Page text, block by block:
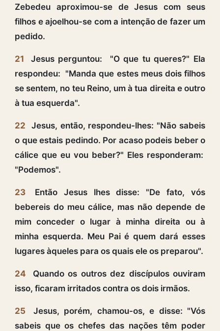
Zebedeu aproximou-se de Jesus com seus
filhos e ajoelhou-se com a intenção de fazer um
pedido.
21
Jesus perguntou: "O que tu queres?" Ela
respondeu: "Manda que estes meus dois filhos
se sentem, no teu Reino, um à tua direita e outro
à tua esquerda".
22
Jesus, então, respondeu-lhes: "Não sabeis
o que estais pedindo. Por acaso podeis beber o
cálice que eu vou beber?" Eles responderam:
"Podemos".
23
Então Jesus lhes disse: "De fato, vós
bebereis do meu cálice, mas não depende de
mim conceder o lugar à minha direita ou à
minha esquerda. Meu Pai é quem dará esses
lugares àqueles para os quais ele os preparou".
24
Quando os outros dez discípulos ouviram
isso, ficaram irritados contra os dois irmãos.
25
Jesus, porém, chamou-os, e disse: "Vós
sabeis que os chefes das nações têm poder